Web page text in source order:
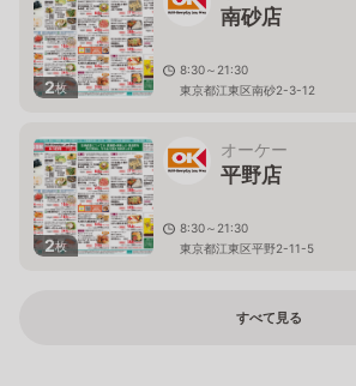
2枚
南砂店
8:30～21:30
東京都江東区南砂2-3-12
2枚
オーケー
平野店
8:30～21:30
東京都江東区平野2-11-5
すべて見る